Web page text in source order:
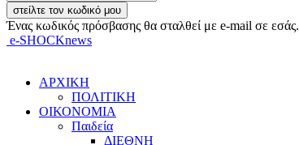
Ένας κωδικός πρόσβασης θα σταλθεί με e-mail σε εσάς.
e-SHOCKnews
ΑΡΧΙΚΗ
ΠΟΛΙΤΙΚΗ
ΟΙΚΟΝΟΜΙΑ
Παιδεία
ΔΙΕΘΝΗ